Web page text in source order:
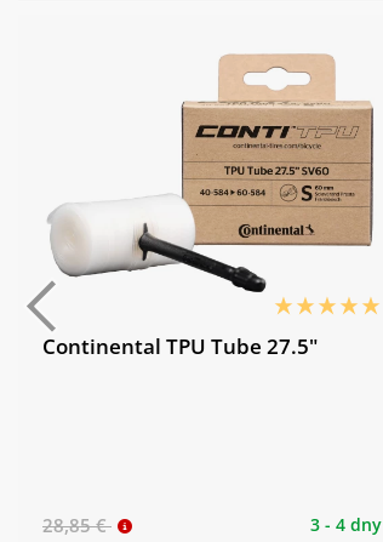
Continental TPU Tube 27.5"
28,85 € 3 - 4 dny